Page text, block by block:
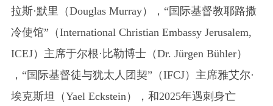
拉斯·默里（Douglas Murray），“国际基督教耶路撒
冷使馆”（International Christian Embassy Jerusalem,
ICEJ）主席于尔根·比勒博士（Dr. Jürgen Bühler）
，“国际基督徒与犹太人团契”（IFCJ）主席雅艾尔·
埃克斯坦（Yael Eckstein），和2025年遇刺身亡